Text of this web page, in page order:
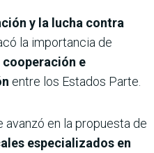
y la lucha contra
la importancia de
e
entre los Estados Parte.
en la propuesta de
especializados en